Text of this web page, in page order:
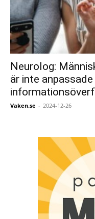
Neurolog:
är inte
Vaken.se - 2024-12-26